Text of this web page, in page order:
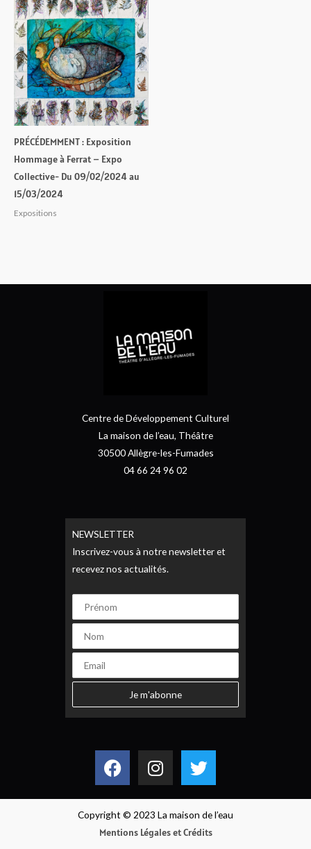
PRÉCÉDEMMENT : Exposition
Hommage à Ferrat – Expo
Collective- Du 09/02/2024 au
15/03/2024
Expositions
Centre de Développement Culturel
La maison de l’eau, Théâtre
30500 Allègre-les-Fumades
04 66 24 96 02
NEWSLETTER
Inscrivez-vous à notre newsletter et
recevez nos actualités.
FacebookInstagramTwitter
Copyright © 2023 La maison de l’eau
Mentions Légales et Crédits